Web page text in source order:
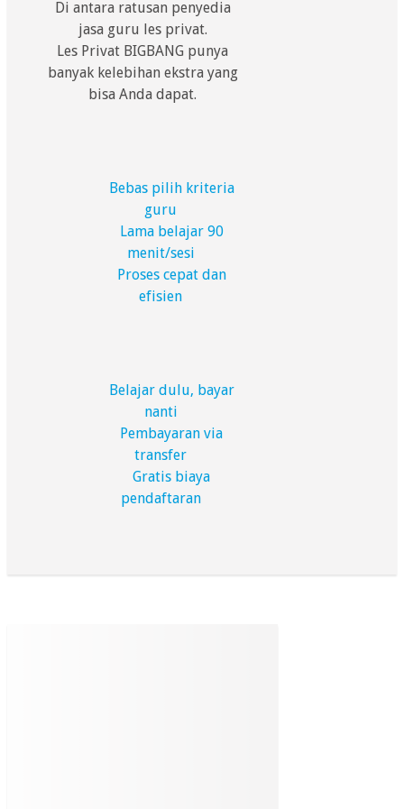
Di antara ratusan penyedia
jasa guru les privat.
Les Privat BIGBANG punya
banyak kelebihan ekstra yang
bisa Anda dapat.
Bebas pilih kriteria
guru
Lama belajar 90
menit/sesi
Proses cepat dan
efisien
Belajar dulu, bayar
nanti
Pembayaran via
transfer
Gratis biaya
pendaftaran